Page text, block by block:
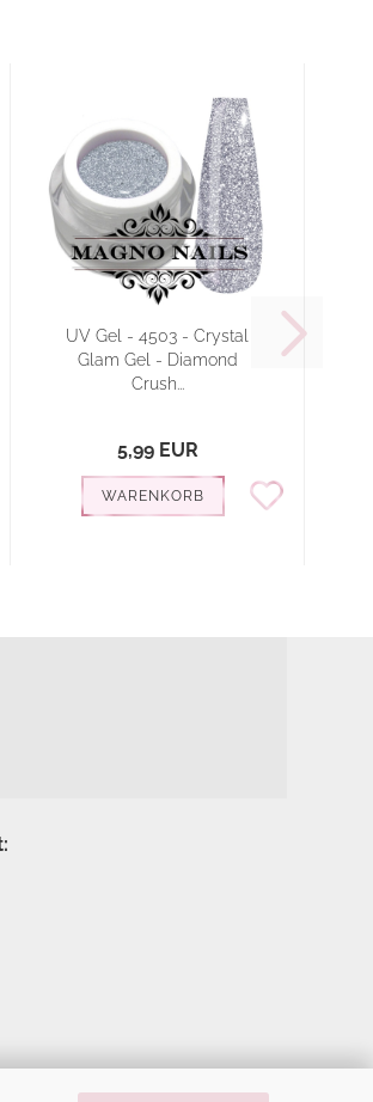
UV Gel - 4503 - Crystal
Glam Gel - Diamond
Crush...
5,99 EUR
WARENKORB